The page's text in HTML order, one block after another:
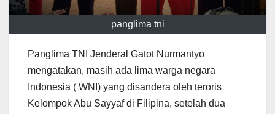
panglima tni
Panglima TNI Jenderal Gatot Nurmantyo
mengatakan, masih ada lima warga negara
Indonesia ( WNI) yang disandera oleh teroris
Kelompok Abu Sayyaf di Filipina, setelah dua